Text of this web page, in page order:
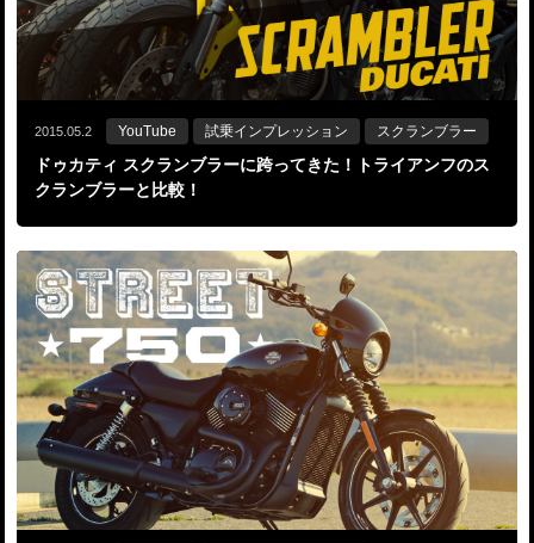
2015.05.2 YouTube 試乗インプレッション スクランブラー
ドゥカティ スクランブラーに跨ってきた！トライアンフのス
クランブラーと比較！